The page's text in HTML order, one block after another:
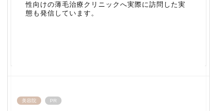
性向けの薄毛治療クリニックへ実際に訪問した実
態も発信しています。
美容院 PR